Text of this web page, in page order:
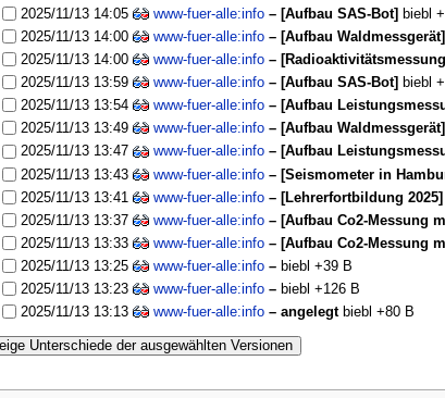
2025/11/13 14:05
www-fuer-alle:info – [Aufbau SAS-Bot] biebl
2025/11/13 14:00
www-fuer-alle:info – [Aufbau Waldmessgerät]
2025/11/13 14:00
www-fuer-alle:info –
2025/11/13 13:59
www-fuer-alle:info – [Aufbau SAS-Bot] biebl
2025/11/13 13:54
www-fuer-alle:info – [Aufbau
2025/11/13 13:49
www-fuer-alle:info – [Aufbau Waldmessgerät]
2025/11/13 13:47
www-fuer-alle:info – [Aufbau
2025/11/13 13:43
www-fuer-alle:info – [Seismometer in
2025/11/13 13:41
www-fuer-alle:info – [Lehrerfortbildung 2025]
2025/11/13 13:37
www-fuer-alle:info – [Aufbau Co2-Messung
2025/11/13 13:33
www-fuer-alle:info – [Aufbau Co2-Messung
2025/11/13 13:25
www-fuer-alle:info – biebl +39 B
2025/11/13 13:23
www-fuer-alle:info – biebl +126 B
2025/11/13 13:13
www-fuer-alle:info – angelegt biebl +80 B
Unterschiede der ausgewählten Versionen